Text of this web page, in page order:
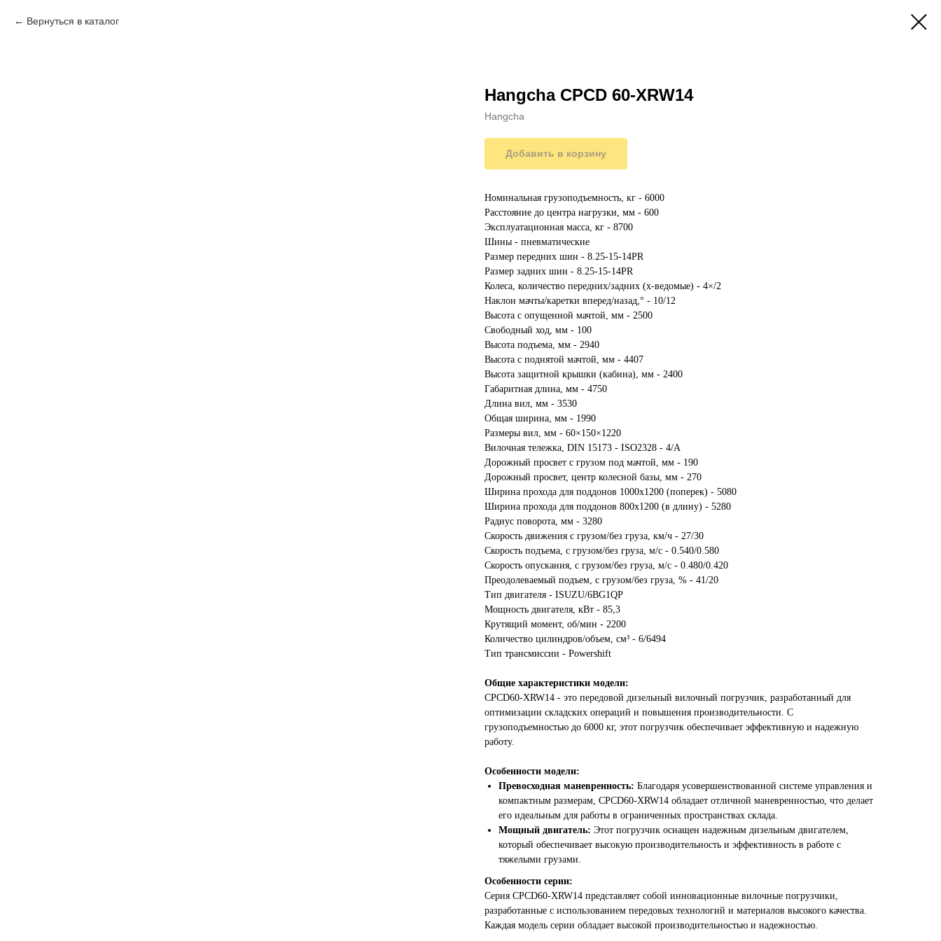
Вернуться в каталог
Hangcha CPCD 60-XRW14
Hangcha
Добавить в корзину
Номинальная грузоподъемность, кг - 6000
Расстояние до центра нагрузки, мм - 600
Эксплуатационная масса, кг - 8700
Шины - пневматические
Размер передних шин - 8.25-15-14PR
Размер задних шин - 8.25-15-14PR
Колеса, количество передних/задних (х-ведомые) - 4×/2
Наклон мачты/каретки вперед/назад,° - 10/12
Высота с опущенной мачтой, мм - 2500
Свободный ход, мм - 100
Высота подъема, мм - 2940
Высота с поднятой мачтой, мм - 4407
Высота защитной крышки (кабина), мм - 2400
Габаритная длина, мм - 4750
Длина вил, мм - 3530
Общая ширина, мм - 1990
Размеры вил, мм - 60×150×1220
Вилочная тележка, DIN 15173 - ISO2328 - 4/А
Дорожный просвет с грузом под мачтой, мм - 190
Дорожный просвет, центр колесной базы, мм - 270
Ширина прохода для поддонов 1000х1200 (поперек) - 5080
Ширина прохода для поддонов 800х1200 (в длину) - 5280
Радиус поворота, мм - 3280
Скорость движения с грузом/без груза, км/ч - 27/30
Скорость подъема, с грузом/без груза, м/с - 0.540/0.580
Скорость опускания, с грузом/без груза, м/с - 0.480/0.420
Преодолеваемый подъем, с грузом/без груза, % - 41/20
Тип двигателя - ISUZU/6BG1QP
Мощность двигателя, кВт - 85,3
Крутящий момент, об/мин - 2200
Количество цилиндров/объем, см³ - 6/6494
Тип трансмиссии - Powershift
Общие характеристики модели:
CPCD60-XRW14 - это передовой дизельный вилочный погрузчик, разработанный для
оптимизации складских операций и повышения производительности. С
грузоподъемностью до 6000 кг, этот погрузчик обеспечивает эффективную и надежную
работу.
Особенности модели:
Превосходная маневренность: Благодаря усовершенствованной системе управления и
компактным размерам, CPCD60-XRW14 обладает отличной маневренностью, что делает
его идеальным для работы в ограниченных пространствах склада.
Мощный двигатель: Этот погрузчик оснащен надежным дизельным двигателем,
который обеспечивает высокую производительность и эффективность в работе с
тяжелыми грузами.
Особенности серии:
Серия CPCD60-XRW14 представляет собой инновационные вилочные погрузчики,
разработанные с использованием передовых технологий и материалов высокого качества.
Каждая модель серии обладает высокой производительностью и надежностью.